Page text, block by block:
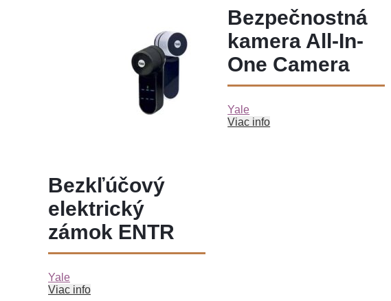
INTERIÉROVÉ DVERE
PROTIPOŽIARNE DVERE
Bezkľúčový
elektrický
zámok ENTR
Yale
Viac info
Bezpečnostná
kamera All-In-
One Camera
Yale
Viac info